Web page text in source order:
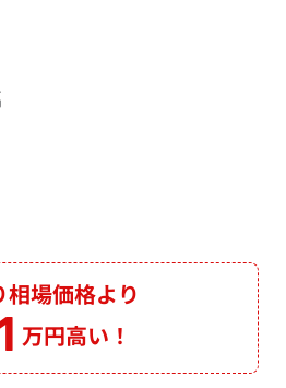
相場価格より
万円高い！